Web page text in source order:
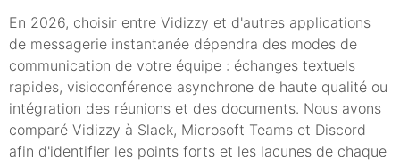
En 2026, choisir entre Vidizzy et d'autres applications
de messagerie instantanée dépendra des modes de
communication de votre équipe : échanges textuels
rapides, visioconférence asynchrone de haute qualité ou
intégration des réunions et des documents. Nous avons
comparé Vidizzy à Slack, Microsoft Teams et Discord
afin d'identifier les points forts et les lacunes de chaque